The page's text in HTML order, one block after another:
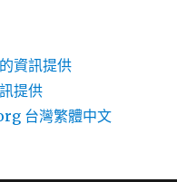
資訊提供
提供
台灣繁體中文